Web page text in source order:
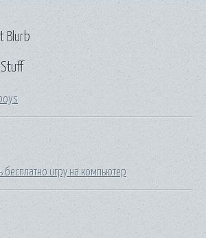
бесплатно игру на компьютер
Blurb